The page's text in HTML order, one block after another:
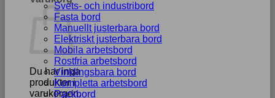
Du har inga
produkter i
varukorgen.
Svets- och industribord
Fasta bord
Manuellt justerbara bord
Elektriskt justerbara bord
Mobila arbetsbord
Rostfria arbetsbord
Vinklingsbara bord
Kompletta arbetsbord
Packbord